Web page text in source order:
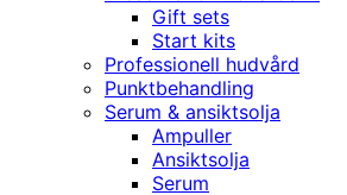
Gift sets
Start kits
Professionell hudvård
Punktbehandling
Serum & ansiktsolja
Ampuller
Ansiktsolja
Serum